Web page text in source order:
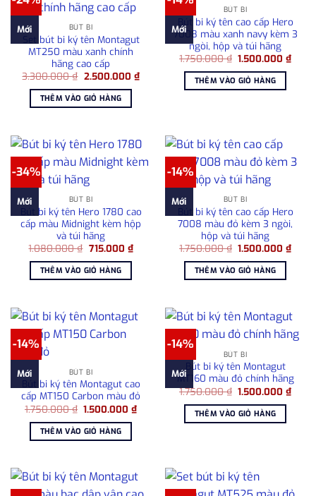
Mới BÚT BI
Set bút bi ký tên Montagut
MT250 màu xanh chính
hãng cao cấp
3.300.000₫ Giá
là:
3.300.000 ₫.
2.500.000 ₫Giá
hiện
THÊM VÀO GIỎ HÀNG
Mới
BÚT BI
Bút bi ký tên cao cấp Hero
7008 màu xanh navy kèm 3
ngòi, hộp và túi hãng
1.750.000₫ Giá
là:
1.750.000 ₫.
1.500.000₫Giá
hiện
THÊM VÀO GIỎ HÀNG
-34%
Mới BÚT BI
Bút bi ký tên Hero 1780 cao
cấp màu Midnight kèm hộp
và túi hãng
1.080.000₫ Giá
là:
1.080.000 ₫.
715.000 ₫Giá
THÊM VÀO GIỎ HÀNG
-14%
Mới BÚT BI
Bút bi ký tên cao cấp Hero
7008 màu đỏ kèm 3 ngòi,
hộp và túi hãng
1.750.000₫ Giá
là:
1.750.000 ₫.
1.500.000₫Giá
THÊM VÀO GIỎ HÀNG
-14%
Mới BÚT BI
Bút bi ký tên Montagut cao
cấp MT150 Carbon màu đỏ
1.750.000₫ Giá
là:
1.750.000 ₫.
1.500.000₫Giá
hiện
THÊM VÀO GIỎ HÀNG
-14%
Mới
BÚT BI
Bút bi ký tên Montagut
MT160 màu đỏ chính hãng
1.750.000₫ Giá
là:
1.750.000 ₫.
1.500.000₫Giá
hiện
THÊM VÀO GIỎ HÀNG